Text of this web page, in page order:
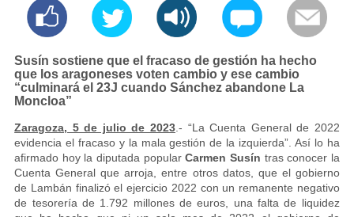
Susín sostiene que el fracaso de gestión ha hecho
que los aragoneses voten cambio y ese cambio
“culminará el 23J cuando Sánchez abandone La
Moncloa”
Zaragoza, 5 de julio de 2023.- “La Cuenta General de 2022
evidencia el fracaso y la mala gestión de la izquierda”. Así lo ha
afirmado hoy la diputada popularCarmen Susín tras conocer la
Cuenta General que arroja, entre otros datos, que el gobierno
de Lambán finalizó el ejercicio 2022 con un remanente negativo
de tesorería de 1.792 millones de euros, una falta de liquidez